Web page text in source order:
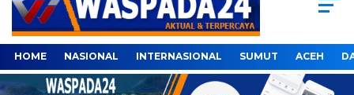
HOME NASIONAL INTERNASIONAL SUMUT ACEH